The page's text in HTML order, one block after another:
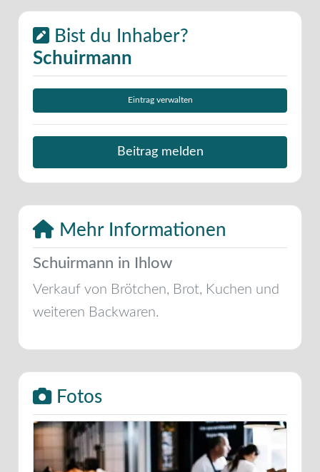
Bist du Inhaber?
Schuirmann
Eintrag verwalten
Beitrag melden
Mehr Informationen
Schuirmann in Ihlow
Verkauf von Brötchen, Brot, Kuchen und
weiteren Backwaren.
Fotos